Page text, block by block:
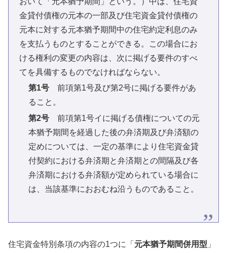
金貸付債権の元本の一部及び住宅資金貸付債権の
元本に対する元本猶予期間中の住宅約定利息のみ
を支払うものとすることができる。この場合にお
ける権利の変更の内容は、次に掲げる要件のすべ
てを具備するものでなければならない。
第1号前項第1号及び第2号に掲げる要件があ
ること。
第2号前項第1号イに掲げる債権についての元
本猶予期間を経過した後の弁済期及び弁済額の
定めについては、一定の基準により住宅資金貸
付契約における弁済期と弁済期との間隔及び各
弁済期における弁済額が定められている場合に
は、当該基準におおむね沿うものであること。
住宅資金特別条項の内容の1つに「 元本猶予期間併用型 」